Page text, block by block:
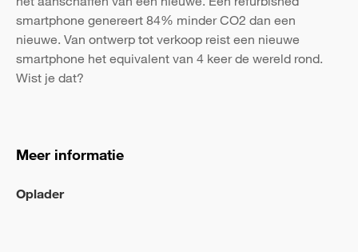
smartphone genereert 84% minder CO2 dan een
nieuwe. Van ontwerp tot verkoop reist een nieuwe
smartphone het equivalent van 4 keer de wereld rond.
Wist je dat?
Meer informatie
Oplader